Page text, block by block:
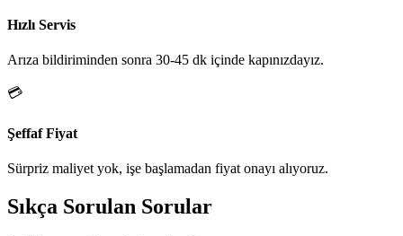
Hızlı Servis
Arıza bildiriminden sonra 30-45 dk içinde kapınızdayız.
💳
Şeffaf Fiyat
Sürpriz maliyet yok, işe başlamadan fiyat onayı alıyoruz.
Sıkça Sorulan Sorular